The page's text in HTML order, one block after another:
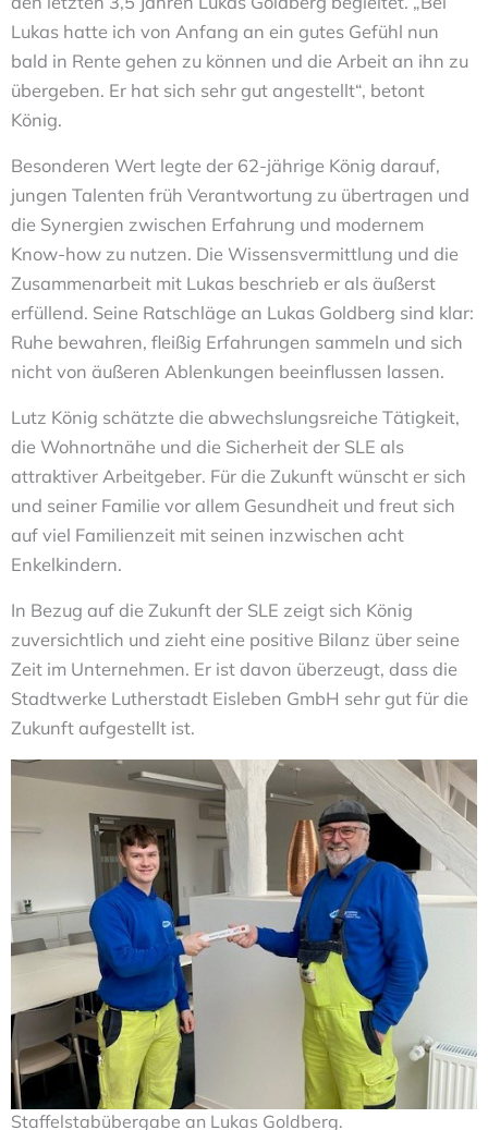
Lukas hatte ich von Anfang an ein gutes Gefühl nun
bald in Rente gehen zu können und die Arbeit an ihn zu
übergeben. Er hat sich sehr gut angestellt“, betont
König.
Besonderen Wert legte der 62-jährige König darauf,
jungen Talenten früh Verantwortung zu übertragen und
die Synergien zwischen Erfahrung und modernem
Know-how zu nutzen. Die Wissensvermittlung und die
Zusammenarbeit mit Lukas beschrieb er als äußerst
erfüllend. Seine Ratschläge an Lukas Goldberg sind klar:
Ruhe bewahren, fleißig Erfahrungen sammeln und sich
nicht von äußeren Ablenkungen beeinflussen lassen.
Lutz König schätzte die abwechslungsreiche Tätigkeit,
die Wohnortnähe und die Sicherheit der SLE als
attraktiver Arbeitgeber. Für die Zukunft wünscht er sich
und seiner Familie vor allem Gesundheit und freut sich
auf viel Familienzeit mit seinen inzwischen acht
Enkelkindern.
In Bezug auf die Zukunft der SLE zeigt sich König
zuversichtlich und zieht eine positive Bilanz über seine
Zeit im Unternehmen. Er ist davon überzeugt, dass die
Stadtwerke Lutherstadt Eisleben GmbH sehr gut für die
Zukunft aufgestellt ist.
Staffelstabübergabe an Lukas Goldberg.